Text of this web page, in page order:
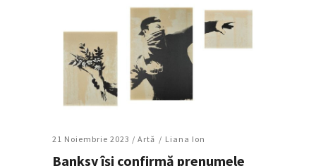
21 Noiembrie 2023 / Artǎ Liana Ion
Banksy își confirmă prenumele